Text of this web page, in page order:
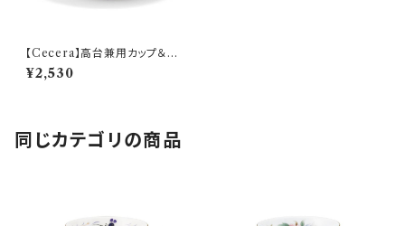
【Cecera】高台兼用カップ＆ソ
ーサー【CE1000-28K】
¥2,530
同じカテゴリの商品